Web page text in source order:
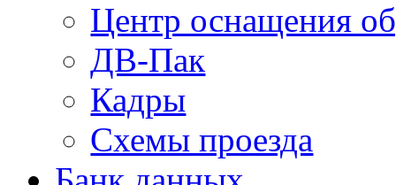
Центр оснащения
ДВ-Пак
Кадры
Схемы проезда